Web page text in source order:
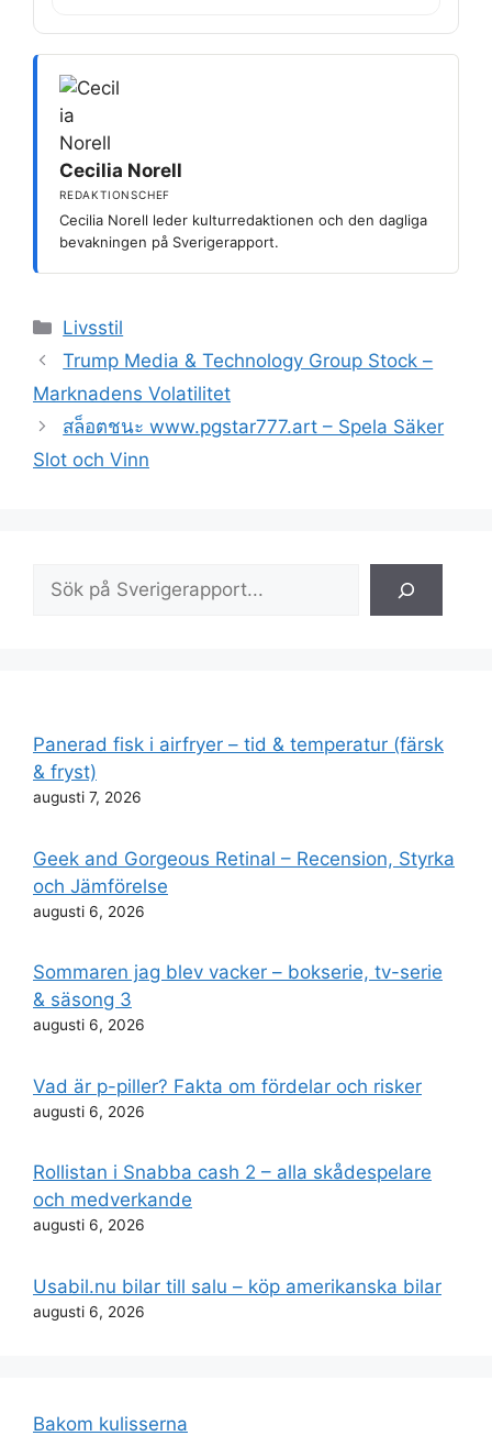
Cecilia Norell
REDAKTIONSCHEF
Cecilia Norell leder kulturredaktionen och den dagliga
bevakningen på Sverigerapport.
Kategorier
Livsstil
Trump Media & Technology Group Stock –
Marknadens Volatilitet
สล็อตชนะ www.pgstar777.art – Spela Säker
Slot och Vinn
Sök
Panerad fisk i airfryer – tid & temperatur (färsk
& fryst)
augusti 7, 2026
Geek and Gorgeous Retinal – Recension, Styrka
och Jämförelse
augusti 6, 2026
Sommaren jag blev vacker – bokserie, tv-serie
& säsong 3
augusti 6, 2026
Vad är p-piller? Fakta om fördelar och risker
augusti 6, 2026
Rollistan i Snabba cash 2 – alla skådespelare
och medverkande
augusti 6, 2026
Usabil.nu bilar till salu – köp amerikanska bilar
augusti 6, 2026
Bakom kulisserna